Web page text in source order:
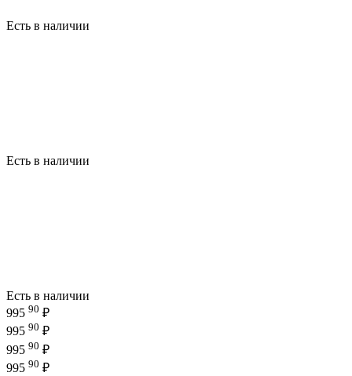
Есть в наличии
Есть в наличии
Есть в наличии
995 90 ₽
995 90 ₽
995 90 ₽
995 90 ₽